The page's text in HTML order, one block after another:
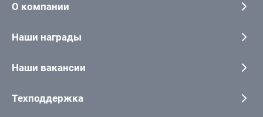
О компании
Наши награды
Наши вакансии
Техподдержка